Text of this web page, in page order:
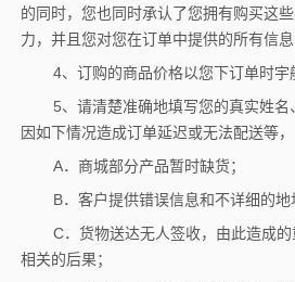
的同时，您也同时承认了您拥有购买这
力，并且您对您在订单中提供的所有信息
4、订购的商品价格以您下订单时宇
5、请清楚准确地填写您的真实姓名
因如下情况造成订单延迟或无法配送等
A．商城部分产品暂时缺货；
B．客户提供错误信息和不详细的地
C．货物送达无人签收，由此造成
相关的后果；